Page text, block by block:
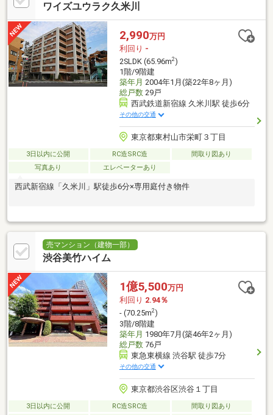
ワイズユウラク久米川
2,990万円
利回り -
2SLDK (65.96m2)
1階/9階建
築年月 2004年1月(築22年8ヶ月)
総戸数29戸
西武鉄道新宿線 久米川駅 徒歩6分
その他の交通
東京都東村山市栄町３丁目
3日以内に公開 RC造SRC造
間取り図あり
写真あり
エレベーターあり
西武新宿線「久米川」駅徒歩6分×専用庭付き物件
売マンション（建物一部）
渋谷美竹ハイム
1億5,500万円
利回り 2.94％
- (70.25m2)
3階/8階建
築年月 1980年7月(築46年2ヶ月)
総戸数76戸
東急東横線 渋谷駅 徒歩7分
その他の交通
東京都渋谷区渋谷１丁目
3日以内に公開 RC造SRC造 間取り図あり